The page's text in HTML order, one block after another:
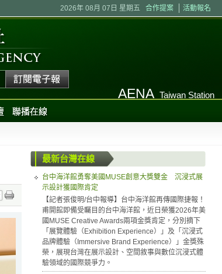
2026年 08月 07日 星期五 合作提案 活動報名
AENA Taiwan Station
聯播在線
最新台灣在線
台中海洋館勇奪美國MUSE創意大獎雙金 沉浸式展
示設計獲國際肯定
【記者張俊明/台中報導】台中海洋館再傳國際捷報！
甫開館即備受矚目的台中海洋館，近日榮獲2026年美
國MUSE Creative Awards兩項金獎肯定，分別摘下
「展覽體驗（Exhibition Experience）」及「沉浸式
品牌體驗（Immersive Brand Experience）」金獎殊
榮，展現台灣在展示設計、空間敘事與數位沉浸式體
驗領域的國際競爭力。